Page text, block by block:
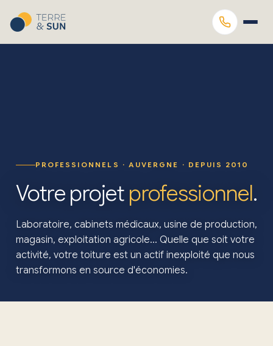
PROFESSIONNELS · AUVERGNE · DEPUIS 2010
Votre projet professionnel.
Laboratoire, cabinets médicaux, usine de production,
magasin, exploitation agricole… Quelle que soit votre
activité, votre toiture est un actif inexploité que nous
transformons en source d'économies.